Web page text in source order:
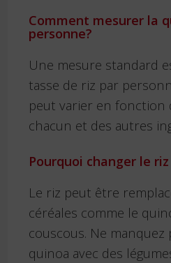
Comment mesurer la
personne?
Une mesure standard
tasse de riz par
peut varier en fonction
chacun et des autres
Pourquoi changer le riz
Le riz peut être
céréales comme le
couscous. Ne manquez
quinoa avec des